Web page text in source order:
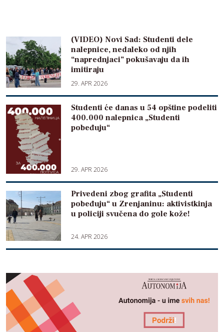
(VIDEO) Novi Sad: Studenti dele
nalepnice, nedaleko od njih
“naprednjaci” pokušavaju da ih
imitiraju
29. APR 2026
Studenti će danas u 54 opštine podeliti
400.000 nalepnica „Studenti
pobeđuju“
29. APR 2026
Privedeni zbog grafita „Studenti
pobeđuju“ u Zrenjaninu: aktivistkinja
u policiji svučena do gole kože!
24. APR 2026